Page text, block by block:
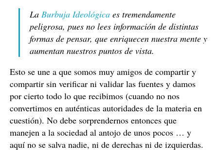
La Burbuja Ideológica es tremendamente
peligrosa, pues no lees información de distintas
formas de pensar, que enriquecen nuestra mente y
aumentan nuestros puntos de vista.
Esto se une a que somos muy amigos de compartir y
compartir sin verificar ni validar las fuentes y damos
por cierto todo lo que recibimos (cuando no nos
convertimos en auténticas autoridades de la materia en
cuestión). No debe sorprendernos entonces que
manejen a la sociedad al antojo de unos pocos … y
aquí no se salva nadie, ni de derechas ni de izquierdas.